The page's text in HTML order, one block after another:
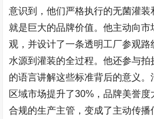
意识到，他们严格执行的无菌灌
就是巨大的品牌价值。他主动向
观，并设计了一条透明工厂参观路
水源到灌装的全过程。他还参与
的语言讲解这些标准背后的意义
区域市场提升了30% ，品牌美誉
合规的生产主管，变成了主动传播